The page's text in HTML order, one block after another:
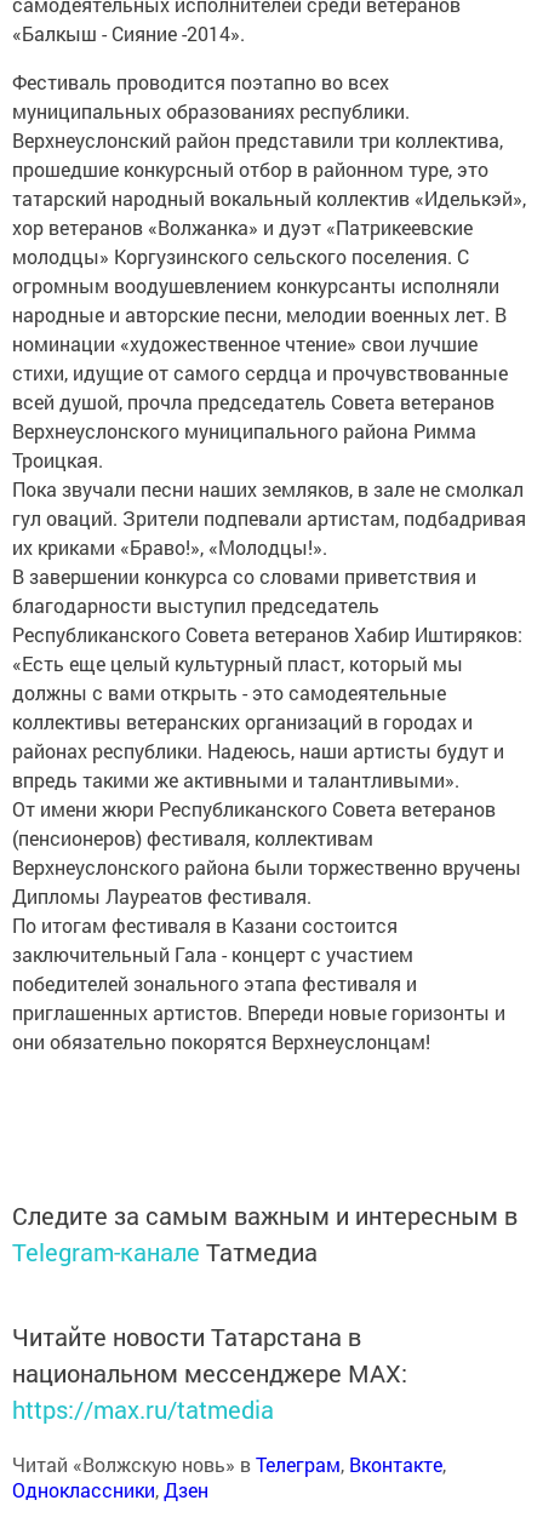
«Балкыш - Сияние -2014».
Фестиваль проводится поэтапно во всех
муниципальных образованиях республики.
Верхнеуслонский район представили три коллектива,
прошедшие конкурсный отбор в районном туре, это
татарский народный вокальный коллектив «Иделькэй»,
хор ветеранов «Волжанка» и дуэт «Патрикеевские
молодцы» Коргузинского сельского поселения. С
огромным воодушевлением конкурсанты исполняли
народные и авторские песни, мелодии военных лет. В
номинации «художественное чтение» свои лучшие
стихи, идущие от самого сердца и прочувствованные
всей душой, прочла председатель Совета ветеранов
Верхнеуслонского муниципального района Римма
Троицкая.
Пока звучали песни наших земляков, в зале не смолкал
гул оваций. Зрители подпевали артистам, подбадривая
их криками «Браво!», «Молодцы!».
В завершении конкурса со словами приветствия и
благодарности выступил председатель
Республиканского Совета ветеранов Хабир Иштиряков:
«Есть еще целый культурный пласт, который мы
должны с вами открыть - это самодеятельные
коллективы ветеранских организаций в городах и
районах республики. Надеюсь, наши артисты будут и
впредь такими же активными и талантливыми».
От имени жюри Республиканского Совета ветеранов
(пенсионеров) фестиваля, коллективам
Верхнеуслонского района были торжественно вручены
Дипломы Лауреатов фестиваля.
По итогам фестиваля в Казани состоится
заключительный Гала - концерт с участием
победителей зонального этапа фестиваля и
приглашенных артистов. Впереди новые горизонты и
они обязательно покорятся Верхнеуслонцам!
Следите за самым важным и интересным в
Telegram-канале Татмедиа
Читайте новости Татарстана в
национальном мессенджере MАХ:
https://max.ru/tatmedia
Читай «Волжскую новь» вТелеграм, Вконтакте,
Одноклассники,Дзен